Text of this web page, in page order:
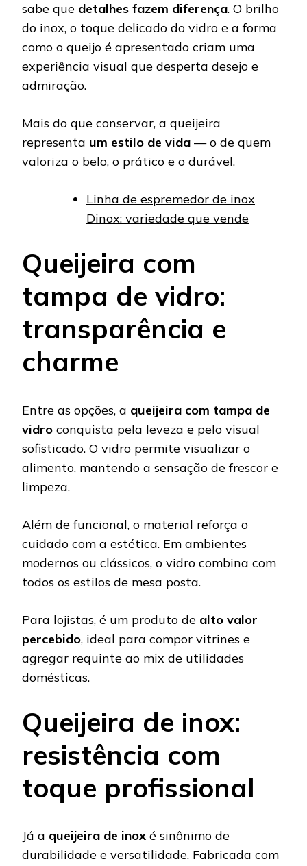
sabe que detalhes fazem diferença. O brilho
do inox, o toque delicado do vidro e a forma
como o queijo é apresentado criam uma
experiência visual que desperta desejo e
admiração.
Mais do que conservar, a queijeira
representa um estilo de vida — o de quem
valoriza o belo, o prático e o durável.
Linha de espremedor de inox
Dinox: variedade que vende
Queijeira com
tampa de vidro:
transparência e
charme
Entre as opções, a queijeira com tampa de
vidro conquista pela leveza e pelo visual
sofisticado. O vidro permite visualizar o
alimento, mantendo a sensação de frescor e
limpeza.
Além de funcional, o material reforça o
cuidado com a estética. Em ambientes
modernos ou clássicos, o vidro combina com
todos os estilos de mesa posta.
Para lojistas, é um produto de alto valor
percebido, ideal para compor vitrines e
agregar requinte ao mix de utilidades
domésticas.
Queijeira de inox:
resistência com
toque profissional
Já a queijeira de inox é sinônimo de
durabilidade e versatilidade. Fabricada com